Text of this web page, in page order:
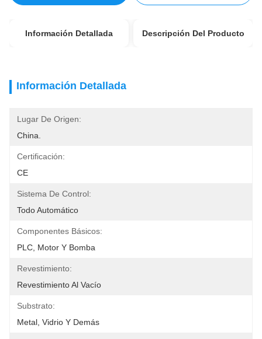
Información Detallada Descripción Del Producto
Información Detallada
Lugar De Origen:
China.
Certificación:
CE
Sistema De Control:
Todo Automático
Componentes Básicos:
PLC, Motor Y Bomba
Revestimiento:
Revestimiento Al Vacío
Substrato:
Metal, Vidrio Y Demás